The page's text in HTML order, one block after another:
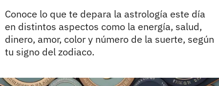
Conoce lo que te depara la astrología este día
en distintos aspectos como la energía, salud,
dinero, amor, color y número de la suerte, según
tu signo del zodiaco.